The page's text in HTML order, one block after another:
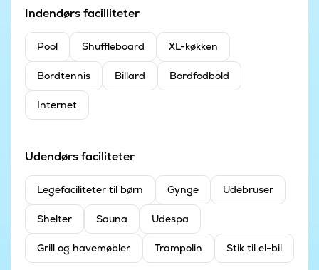
Indendørs facilliteter
Pool Shuffleboard XL-køkken
Bordtennis Billard Bordfodbold
Internet
Udendørs faciliteter
Legefaciliteter til børn Gynge Udebruser
Shelter Sauna Udespa
Grill og havemøbler Trampolin Stik til el-bil